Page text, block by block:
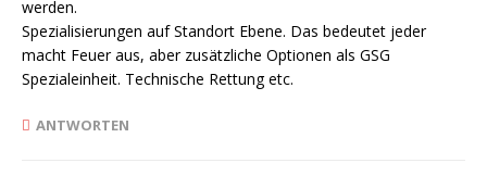
werden.
Spezialisierungen auf Standort Ebene. Das bedeutet jeder
macht Feuer aus, aber zusätzliche Optionen als GSG
Spezialeinheit. Technische Rettung etc.
ANTWORTEN